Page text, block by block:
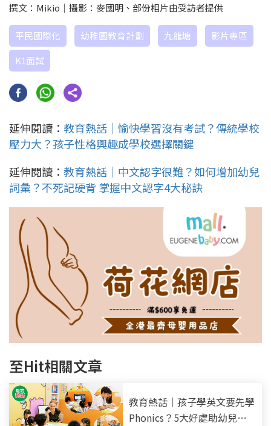
撰文：Mikio｜攝影：麥國明、部份相片由受訪者提供
平民國際化 幼稚園教育計劃 九龍塘
影片專區
K1面試
延伸閱讀： 教育熱話｜愉快學習沒有考試？傳統學校
壓力大？孩子性格興趣成學校選擇關鍵
延伸閱讀： 教育熱話｜中文認字很難？如何增加幼兒
詞彙？不死記硬背 掌握中文認字4大秘訣
至Hit相關文章
教育熱話｜孩子學英文要先學
Phonics？5大好處助幼兒打